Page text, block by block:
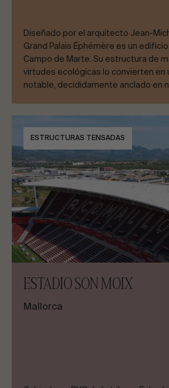
Diseñado por el arquitecto Jean-
Grand Palais Éphémère es un
Campo de Marte. Su estructura de
virtudes ecológicas lo convierten en
notable, decididamente anclado en
ESTRUCTURAS TENSADAS
ESTADIO SON MOIX
Mallorca